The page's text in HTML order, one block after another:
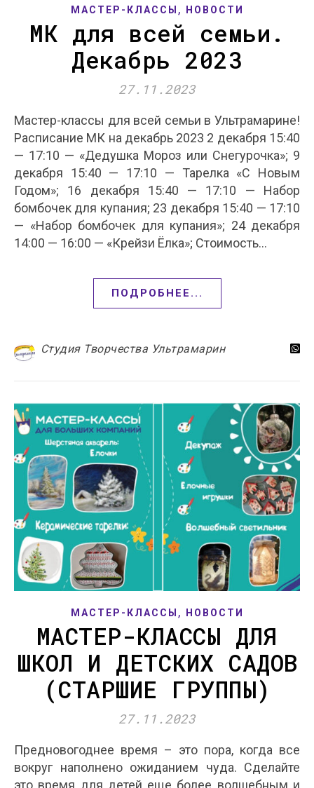
МАСТЕР-КЛАССЫ , НОВОСТИ
МК для всей семьи.
Декабрь 2023
27.11.2023
Мастер-классы для всей семьи в Ультрамарине!
Расписание МК на декабрь 2023 2 декабря 15:40
— 17:10 — «Дедушка Мороз или Снегурочка»; 9
декабря 15:40 — 17:10 — Тарелка «С Новым
Годом»; 16 декабря 15:40 — 17:10 — Набор
бомбочек для купания; 23 декабря 15:40 — 17:10
— «Набор бомбочек для купания»; 24 декабря
14:00 — 16:00 — «Крейзи Ёлка»; Стоимость…
ПОДРОБНЕЕ...
Студия Творчества Ультрамарин
МАСТЕР-КЛАССЫ , НОВОСТИ
МАСТЕР-КЛАССЫ ДЛЯ
ШКОЛ И ДЕТСКИХ САДОВ
(СТАРШИЕ ГРУППЫ)
27.11.2023
Предновогоднее время – это пора, когда все
вокруг наполнено ожиданием чуда. Сделайте
это время для детей еще более волшебным и